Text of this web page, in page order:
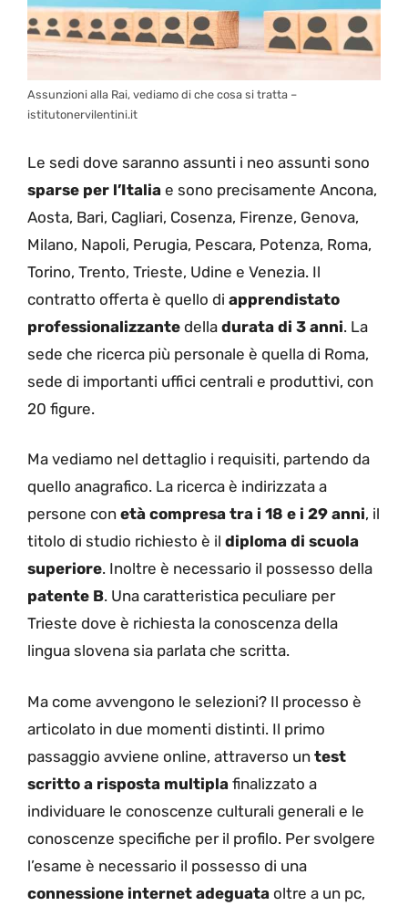
Assunzioni alla Rai, vediamo di che cosa si tratta –
istitutonervilentini.it
Le sedi dove saranno assunti i neo assunti sono
sparse per l’Italia e sono precisamente Ancona,
Aosta, Bari, Cagliari, Cosenza, Firenze, Genova,
Milano, Napoli, Perugia, Pescara, Potenza, Roma,
Torino, Trento, Trieste, Udine e Venezia. Il
contratto offerta è quello di apprendistato
professionalizzante della durata di 3 anni. La
sede che ricerca più personale è quella di Roma,
sede di importanti uffici centrali e produttivi, con
20 figure.
Ma vediamo nel dettaglio i requisiti, partendo da
quello anagrafico. La ricerca è indirizzata a
persone con età compresa tra i 18 e i 29 anni, il
titolo di studio richiesto è il diploma di scuola
superiore. Inoltre è necessario il possesso della
patente B. Una caratteristica peculiare per
Trieste dove è richiesta la conoscenza della
lingua slovena sia parlata che scritta.
Ma come avvengono le selezioni? Il processo è
articolato in due momenti distinti. Il primo
passaggio avviene online, attraverso un test
scritto a risposta multipla finalizzato a
individuare le conoscenze culturali generali e le
conoscenze specifiche per il profilo. Per svolgere
l’esame è necessario il possesso di una
connessione internet adeguata oltre a un pc,